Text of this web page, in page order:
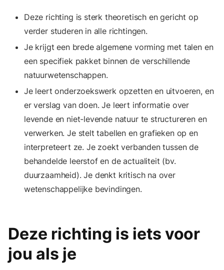
Deze richting is sterk theoretisch en gericht op
verder studeren in alle richtingen.
Je krijgt een brede algemene vorming met talen en
een specifiek pakket binnen de verschillende
natuurwetenschappen.
Je leert onderzoekswerk opzetten en uitvoeren, en
er verslag van doen. Je leert informatie over
levende en niet-levende natuur te structureren en
verwerken. Je stelt tabellen en grafieken op en
interpreteert ze. Je zoekt verbanden tussen de
behandelde leerstof en de actualiteit (bv.
duurzaamheid). Je denkt kritisch na over
wetenschappelijke bevindingen.
Deze richting is iets voor
jou als je